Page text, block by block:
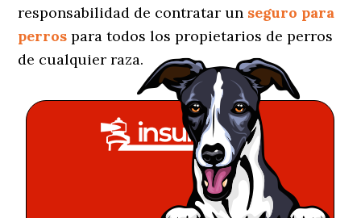
responsabilidad de contratar un seguro para
perros para todos los propietarios de perros
de cualquier raza.